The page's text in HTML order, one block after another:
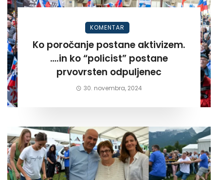
KOMENTAR
Ko poročanje postane aktivizem.
….in ko “policist” postane
prvovrsten odpuljenec
30. novembra, 2024